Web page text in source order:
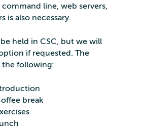
line, web servers,
is also necessary.
held in CSC, but we will
if requested. The
the following:
break